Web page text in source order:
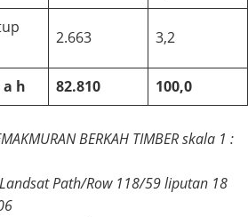
2.663 3,2
a h 82.810
100,0
BERKAH TIMBER skala 1 :
Path/Row 118/59 liputan 18